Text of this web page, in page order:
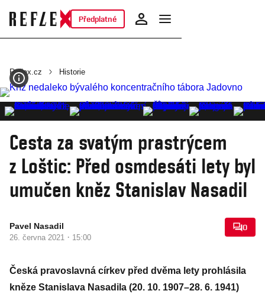
Předplatné
Reflex.cz Historie
Cesta za svatým prastrýcem
z Loštic: Před osmdesáti lety byl
umučen kněz Stanislav Nasadil
Pavel Nasadil
26. června 2021 · 15:00
0
Česká pravoslavná církev před dvěma lety prohlásila
kněze Stanislava Nasadila (20. 10. 1907–28. 6. 1941)